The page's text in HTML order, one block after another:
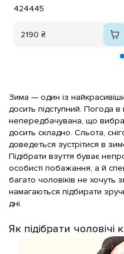
424445
2190 ₴
Зима — один із
досить підступний. Погода в
непередбачувана, що
досить складно. Сльота,
доведеться зустрітися в
Підібрати взуття буває
особисті побажання, а й
багато чоловіків не хочуть
намагаються підбирати
дні.
Як підібрати чоловічі